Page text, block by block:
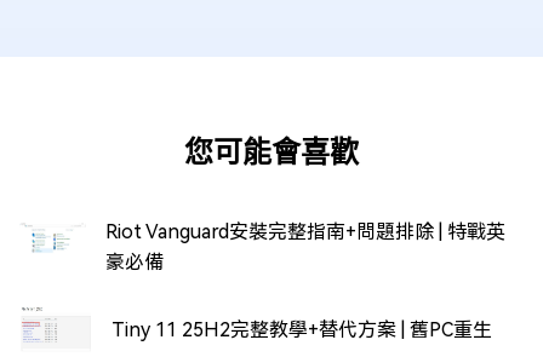
您可能會喜歡
Riot Vanguard安裝完整指南+問題排除 | 特戰英
豪必備
Tiny 11 25H2完整教學+替代方案 | 舊PC重生